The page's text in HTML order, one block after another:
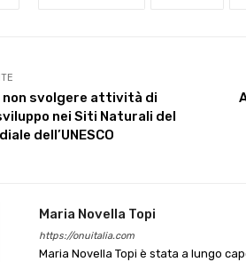
non svolgere attività di
nei Siti Naturali del
dell’UNESCO
Maria Novella Topi
https://onuitalia.com
Maria Novella Topi è stata a lungo